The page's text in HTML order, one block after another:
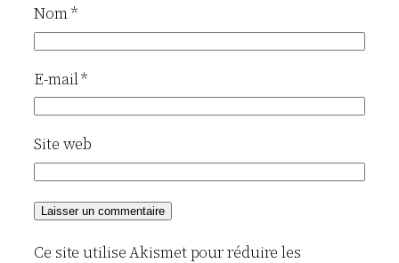
Nom*
E-mail*
Site web
Ce site utilise Akismet pour réduire les